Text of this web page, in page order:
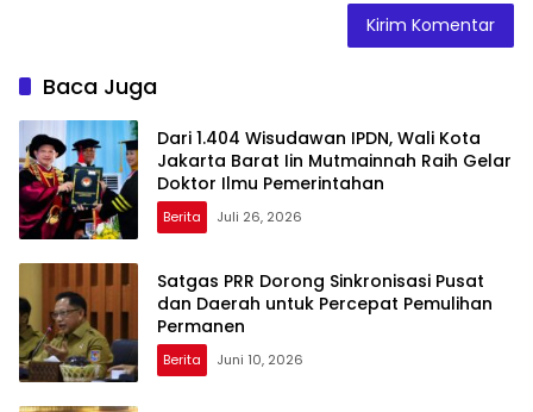
Baca Juga
Dari 1.404 Wisudawan IPDN, Wali Kota
Jakarta Barat Iin Mutmainnah Raih Gelar
Doktor Ilmu Pemerintahan
Berita Juli 26, 2026
Satgas PRR Dorong Sinkronisasi Pusat
dan Daerah untuk Percepat Pemulihan
Permanen
Berita Juni 10, 2026